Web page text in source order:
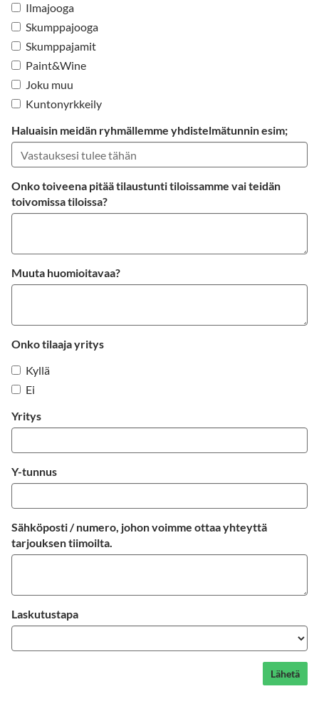
Ilmajooga
Skumppajooga
Skumppajamit
Paint&Wine
Joku muu
Kuntonyrkkeily
Haluaisin meidän ryhmällemme yhdistelmätunnin esim;
Onko toiveena pitää tilaustunti tiloissamme vai teidän
toivomissa tiloissa?
Muuta huomioitavaa?
Onko tilaaja yritys
Kyllä
Ei
Yritys
Y-tunnus
Sähköposti / numero, johon voimme ottaa yhteyttä
tarjouksen tiimoilta.
Laskutustapa
Lähetä